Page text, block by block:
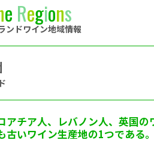
e Regions
ンドワイン地域情報
アチア人、レバノン人、英国
古いワイン生産地の1つである。